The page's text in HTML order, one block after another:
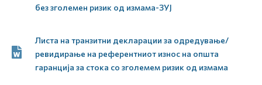
без зголемен ризик од измама-ЗУЈ
Листа на транзитни декларации за одредување/
ревидирање на референтниот износ на општа
гаранција за стока со зголемем ризик од измама